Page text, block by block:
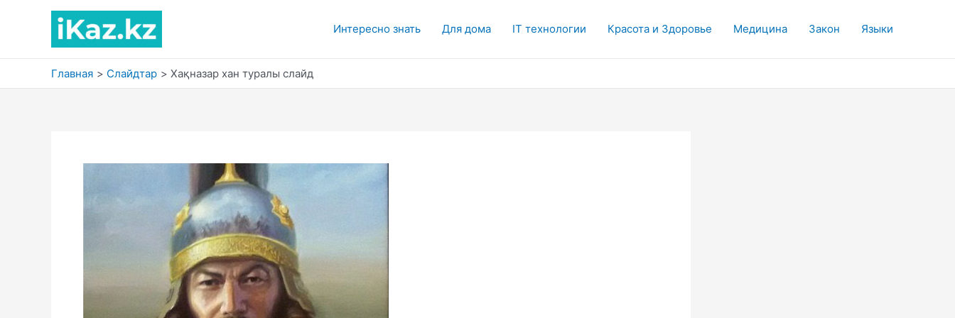
содержимому
Интересно знать Для дома IT технологии Красота и Здоровье Медицина Закон Языки
Главная Слайдтар Хақназар хан туралы слайд